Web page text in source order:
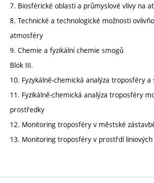
7. Biosférické oblasti a průmyslové vlivy na
8. Technické a technologické možnosti
atmosféry
9. Chemie a fyzikální chemie smogů
Blok III.
10. Fyzykálně-chemická analýza troposféry
11. Fyzikálně-chemická analýza troposféry
prostředky
12. Monitoring troposféry v městské
13. Monitoring troposféry v prostřdí